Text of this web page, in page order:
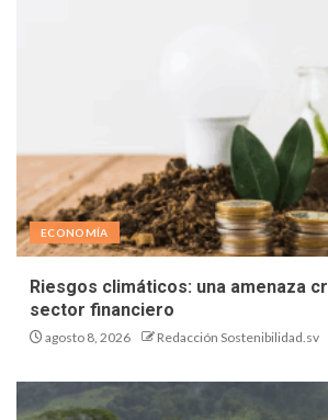
ECONOMÍA
Riesgos climáticos: una amenaza
sector financiero
agosto 8, 2026 Redacción Sostenibilidad.sv